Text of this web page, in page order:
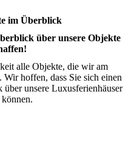
im Überblick
über unsere Objekte
alle Objekte, die wir am
Wir hoffen, dass Sie sich einen
unsere Luxusferienhäuser